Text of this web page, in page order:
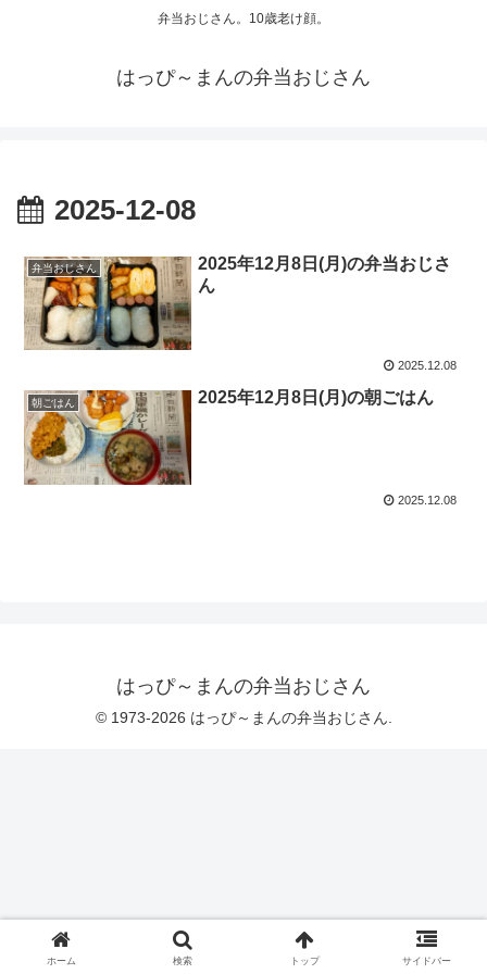
弁当おじさん。10歳老け顔。
はっぴ～まんの弁当おじさん
2025-12-08
弁当おじさん
2025年12月8日(月)の弁当おじさ
ん
2025.12.08
朝ごはん 2025年12月8日(月)の朝ごはん
2025.12.08
はっぴ～まんの弁当おじさん
© 1973-2026 はっぴ～まんの弁当おじさん.
ホーム 検索 トップ サイドバー